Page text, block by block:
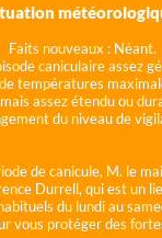
Faits nouveaux : Néant.
caniculaire assez
températures
assez étendu ou
du niveau de
de canicule, M. le
Durrell, qui est un
du lundi au
vous protéger des